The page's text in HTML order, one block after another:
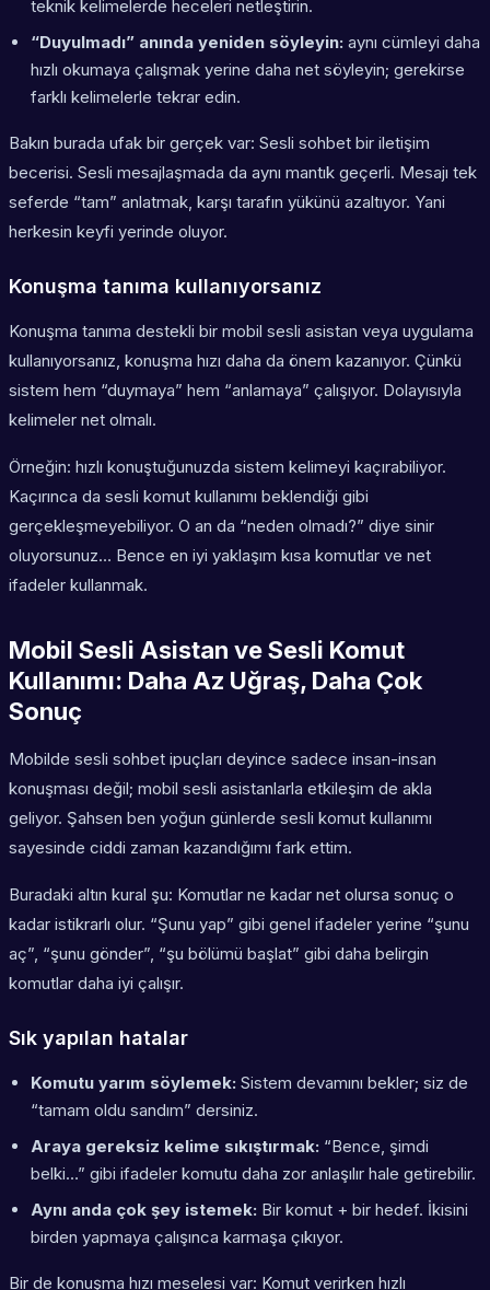
teknik kelimelerde heceleri netleştirin.
“Duyulmadı” anında yeniden söyleyin: aynı cümleyi daha
hızlı okumaya çalışmak yerine daha net söyleyin; gerekirse
farklı kelimelerle tekrar edin.
Bakın burada ufak bir gerçek var: Sesli sohbet bir iletişim
becerisi. Sesli mesajlaşmada da aynı mantık geçerli. Mesajı tek
seferde “tam” anlatmak, karşı tarafın yükünü azaltıyor. Yani
herkesin keyfi yerinde oluyor.
Konuşma tanıma kullanıyorsanız
Konuşma tanıma destekli bir mobil sesli asistan veya uygulama
kullanıyorsanız, konuşma hızı daha da önem kazanıyor. Çünkü
sistem hem “duymaya” hem “anlamaya” çalışıyor. Dolayısıyla
kelimeler net olmalı.
Örneğin: hızlı konuştuğunuzda sistem kelimeyi kaçırabiliyor.
Kaçırınca da sesli komut kullanımı beklendiği gibi
gerçekleşmeyebiliyor. O an da “neden olmadı?” diye sinir
oluyorsunuz… Bence en iyi yaklaşım kısa komutlar ve net
ifadeler kullanmak.
Mobil Sesli Asistan ve Sesli Komut
Kullanımı: Daha Az Uğraş, Daha Çok
Sonuç
Mobilde sesli sohbet ipuçları deyince sadece insan-insan
konuşması değil; mobil sesli asistanlarla etkileşim de akla
geliyor. Şahsen ben yoğun günlerde sesli komut kullanımı
sayesinde ciddi zaman kazandığımı fark ettim.
Buradaki altın kural şu: Komutlar ne kadar net olursa sonuç o
kadar istikrarlı olur. “Şunu yap” gibi genel ifadeler yerine “şunu
aç”, “şunu gönder”, “şu bölümü başlat” gibi daha belirgin
komutlar daha iyi çalışır.
Sık yapılan hatalar
Komutu yarım söylemek: Sistem devamını bekler; siz de
“tamam oldu sandım” dersiniz.
Araya gereksiz kelime sıkıştırmak: “Bence, şimdi
belki…” gibi ifadeler komutu daha zor anlaşılır hale getirebilir.
Aynı anda çok şey istemek: Bir komut + bir hedef. İkisini
birden yapmaya çalışınca karmaşa çıkıyor.
Bir de konuşma hızı meselesi var: Komut verirken hızlı